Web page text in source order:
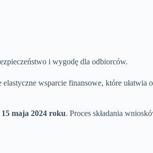
i wygodę dla odbiorców.
elastyczne wsparcie finansowe, które
maja 2024 roku. Proces składania